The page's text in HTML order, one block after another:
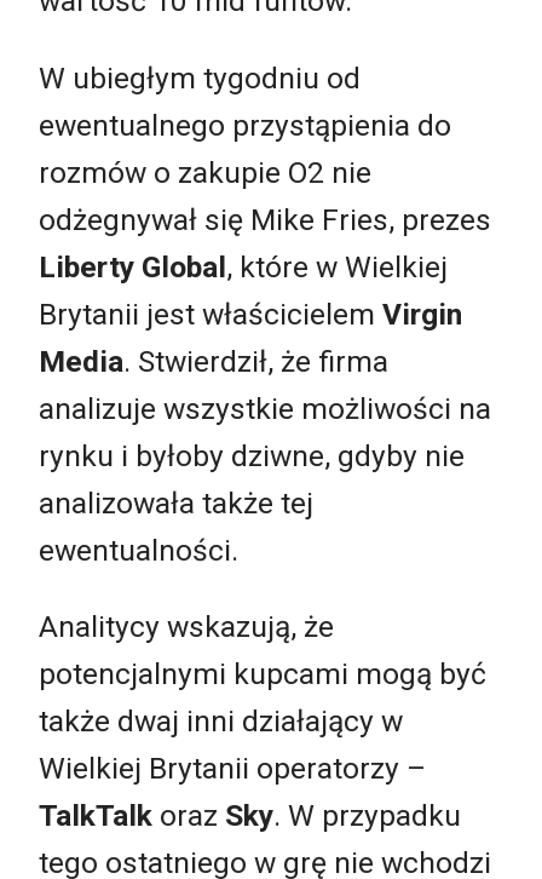
W ubiegłym tygodniu od
ewentualnego przystąpienia do
rozmów o zakupie O2 nie
odżegnywał się Mike Fries, prezes
Liberty Global, które w Wielkiej
Brytanii jest właścicielem Virgin
Media. Stwierdził, że firma
analizuje wszystkie możliwości na
rynku i byłoby dziwne, gdyby nie
analizowała także tej
ewentualności.
Analitycy wskazują, że
potencjalnymi kupcami mogą być
także dwaj inni działający w
Wielkiej Brytanii operatorzy –
TalkTalk oraz Sky. W przypadku
tego ostatniego w grę nie wchodzi